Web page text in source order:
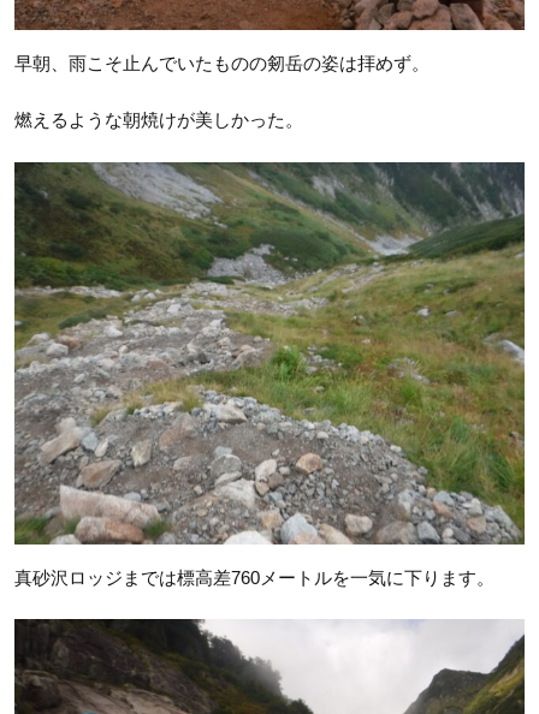
早朝、雨こそ止んでいたものの剱岳の姿は拝めず。
燃えるような朝焼けが美しかった。
真砂沢ロッジまでは標高差760メートルを一気に下ります。